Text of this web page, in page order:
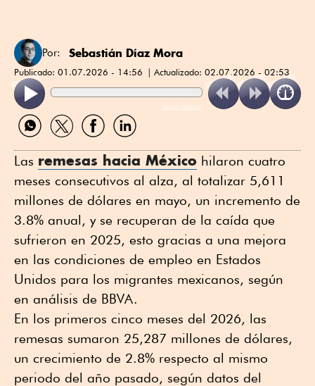
Por: Sebastián Díaz Mora
Publicado: 01.07.2026 - 14:56 Actualizado: 02.07.2026 - 02:53
ReadSpeaker
Compartir
por
Compartir
por
Compartir
por
Compartir
por
Las remesas hacia México hilaron cuatro
meses consecutivos al alza, al totalizar 5,611
millones de dólares en mayo, un incremento de
3.8% anual, y se recuperan de la caída que
sufrieron en 2025, esto gracias a una mejora
en las condiciones de empleo en Estados
Unidos para los migrantes mexicanos, según
en análisis de BBVA.
En los primeros cinco meses del 2026, las
remesas sumaron 25,287 millones de dólares,
un crecimiento de 2.8% respecto al mismo
periodo del año pasado, según datos del